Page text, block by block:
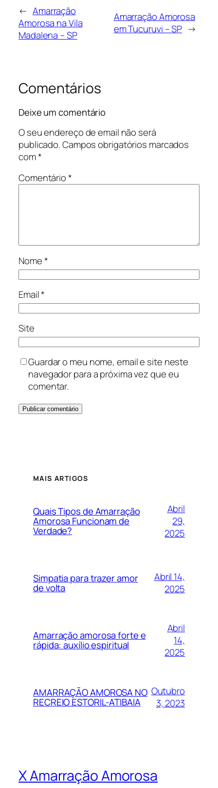
← Amarração
Amorosa na Vila
Madalena – SP
Amarração Amorosa
em Tucuruvi – SP →
Comentários
Deixe um comentário
O seu endereço de email não será
publicado.Campos obrigatórios marcados
com*
Comentário*
Nome*
Email*
Site
Guardar o meu nome, email e site neste
navegador para a próxima vez que eu
comentar.
MAIS ARTIGOS
Quais Tipos de Amarração
Amorosa Funcionam de
Verdade?
Abril
29,
2025
Simpatia para trazer amor
de volta
Abril 14,
2025
Amarração amorosa forte e
rápida: auxílio espiritual
Abril
14,
2025
AMARRAÇÃO AMOROSA NO
RECREIO ESTORIL-ATIBAIA
Outubro
3, 2023
X Amarração Amorosa